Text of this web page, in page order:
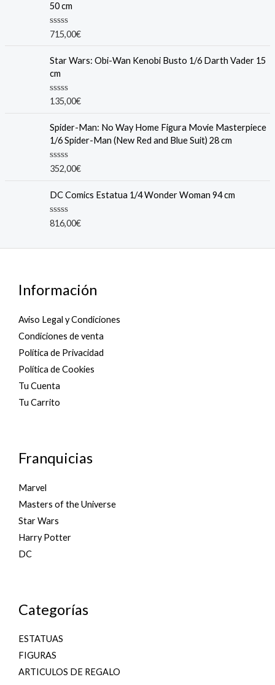
0
o
u
t
5
50 cm
R
e
0
o
u
t
5
715,00€
Star Wars: Obi-Wan Kenobi Busto 1/6 Darth Vader 15
cm
R
e
d
0
o
t
5
135,00€
Spider-Man: No Way Home Figura Movie Masterpiece
1/6 Spider-Man (New Red and Blue Suit) 28 cm
R
e
0
o
u
352,00€
DC Comics Estatua 1/4 Wonder Woman 94 cm
R
e
t
5
816,00€
Información
Aviso Legal y Condiciones
Condiciones de venta
Política de Privacidad
Política de Cookies
Tu Cuenta
Tu Carrito
Franquicias
Marvel
Masters of the Universe
Star Wars
Harry Potter
DC
Categorías
ESTATUAS
FIGURAS
ARTICULOS DE REGALO